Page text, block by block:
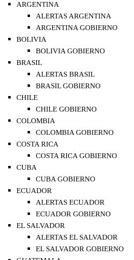
ARGENTINA
ALERTAS ARGENTINA
ARGENTINA GOBIERNO
BOLIVIA
BOLIVIA GOBIERNO
BRASIL
ALERTAS BRASIL
BRASIL GOBIERNO
CHILE
CHILE GOBIERNO
COLOMBIA
COLOMBIA GOBIERNO
COSTA RICA
COSTA RICA GOBIERNO
CUBA
CUBA GOBIERNO
ECUADOR
ALERTAS ECUADOR
ECUADOR GOBIERNO
EL SALVADOR
ALERTAS EL SALVADOR
EL SALVADOR GOBIERNO